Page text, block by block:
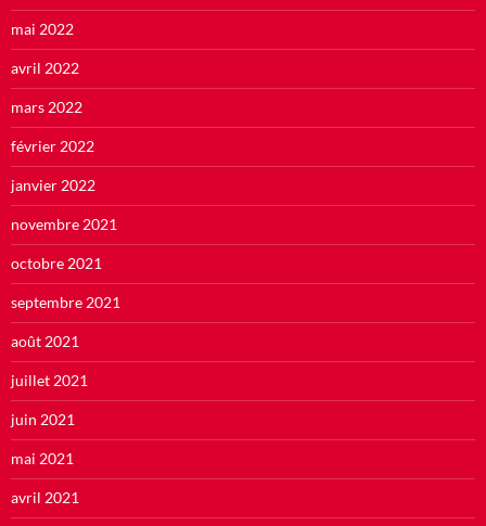
mai 2022
avril 2022
mars 2022
février 2022
janvier 2022
novembre 2021
octobre 2021
septembre 2021
août 2021
juillet 2021
juin 2021
mai 2021
avril 2021